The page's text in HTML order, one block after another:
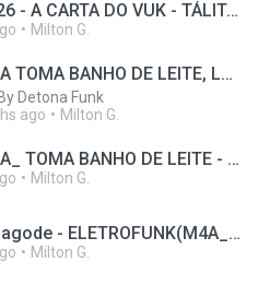
ABELVOLKS 2026 - A CARTA DO VUK - TÁLITA_ DANNTZ__ MC VUK VUK - [ELETROFUNK GOIANO](M4A_128K)_1_private.lrc
Milton G.
ACABOU A ÁGUA TOMA BANHO DE LEITE, LEITE QUENTE, ELA TEM 19 - MC 3L (DJ J2 E DJ PBEATS)
Detona Funk
ago Milton G.
ACABOU A ÁGUA_ TOMA BANHO DE LEITE - MC 3L_ MC Ygor Yanks (DJ J2 e DJ PBEATS)(M4A_128K)_private.lrc
Milton G.
Achei que era Pagode - ELETROFUNK(M4A_128K)_private.lrc
Milton G.